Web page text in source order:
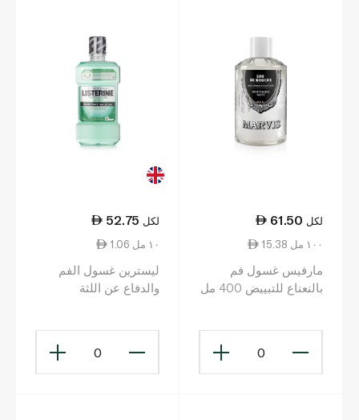
61.50 لكل
15.38 ١٠٠ مل
مارفيس غسول فم
بالنعناع للتبييض 400 مل
0
52.75 لكل
1.06 ١٠ مل
ليسترين غسول الفم
والدفاع عن اللثة
0